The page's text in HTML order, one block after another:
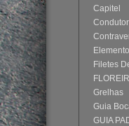
Capitel
Filetes
Grelhas
Guia
GUIA